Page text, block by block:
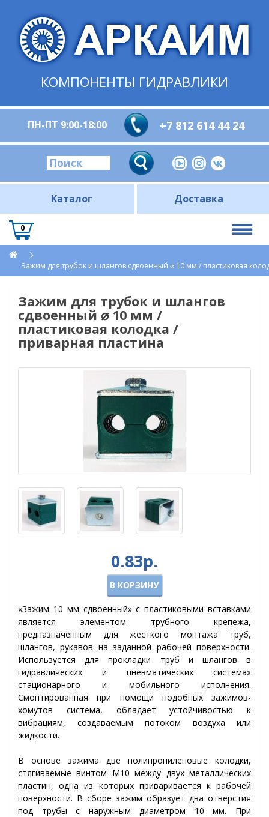
КОМПОНЕНТЫ ГИДРАВЛИКИ
ПН-ПТ 9:00-18:00 +7 812 614 44 24
Каталог Доставка
0
Зажим для трубок и шлангов сдвоенный ⌀ 10 мм / пластиковая
Зажим для трубок и шлангов
сдвоенный ⌀ 10 мм /
пластиковая колодка /
приварная пластина
0.83р.
В КОРЗИНУ
«Зажим 10 мм сдвоенный» с пластиковыми вставками
является элементом трубного крепежа,
предназначенным для жесткого монтажа труб,
шлангов, рукавов на заданной рабочей поверхности.
Используется для прокладки труб и шлангов в
гидравлических и пневматических системах
стационарного и мобильного исполнения.
Смонтированная при помощи подобных зажимов-
хомутов система, обладает устойчивостью к
вибрациям, создаваемым потоком воздуха или
жидкости.
В основе зажима две полипропиленовые колодки,
стягиваемые винтом М10 между двух металлических
пластин, одна из которых приваривается к рабочей
поверхности. В сборе зажим образует два отверстия
под трубы с наружным диаметром 10 мм. При